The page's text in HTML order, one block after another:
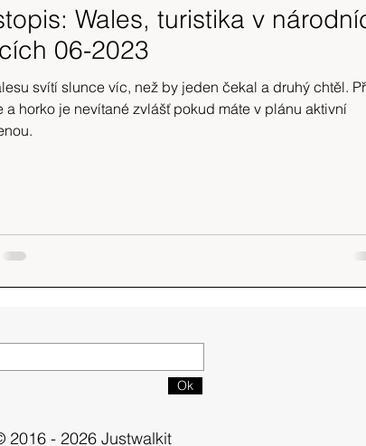
Wales, turistika v
06-2023
svítí slunce víc, než by jeden čekal a druhý chtěl.
a horko je nevítané zvlášť pokud máte v plánu aktivní
Ok
2016 - 2026 Justwalkit